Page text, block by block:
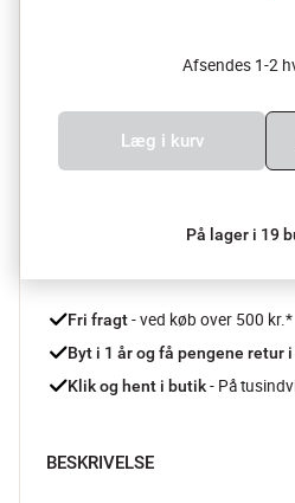
Afsendes 1-2
Læg i kurv
På lager i 19
Fri fragt - ved køb over 500 kr.*
Byt i 1 år og få pengene retur
Klik og hent i butik - På
BESKRIVELSE